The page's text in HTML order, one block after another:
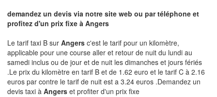
demandez un devis via notre site web ou par téléphone et
profitez d'un prix fixe à Angers
Le tarif taxi B sur Angers c'est le tarif pour un kilomètre,
applicable pour une course aller et retour de nuit du lundi au
samedi inclus ou de jour et de nuit les dimanches et jours fériés
.Le prix du kilomètre en tarif B et de 1.62 euro et le tarif C à 2.16
euros par contre le tarif de nuit est a 3.24 euros .Demandez un
devis taxi à Angers et profiter d'un prix fixe